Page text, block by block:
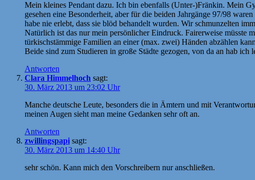
Mein kleines Pendant dazu. Ich bin ebenfalls (Unter-)Fränkin. Mein
gesehen eine Besonderheit, aber für die beiden Jahrgänge 97/98
habe nie erlebt, dass sie blöd behandelt wurden. Wir schmunzelten
Natürlich ist das nur mein persönlicher Eindruck. Fairerweise müsste
türkischstämmige Familien an einer (max. zwei) Händen abzählen
Beide sind zum Studieren in große Städte gezogen, von da an hab ich
Antworten
Clara Himmelhoch sagt:
30. März 2013 um 23:02 Uhr
Manche deutsche Leute, besonders die in Ämtern und mit
meinen Augen sieht man meine Gedanken sehr oft an.
Antworten
zwillingspapi sagt:
30. März 2013 um 14:40 Uhr
sehr schön. Kann mich den Vorschreibern nur anschließen.